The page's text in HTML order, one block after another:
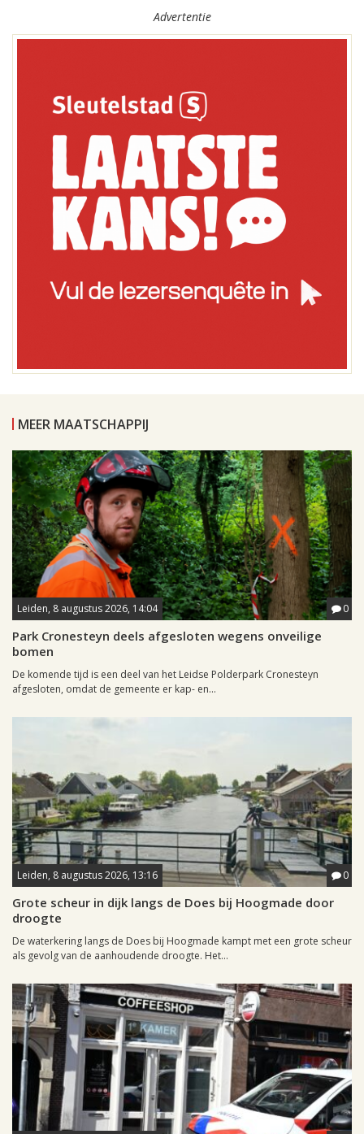
Advertentie
MEER MAATSCHAPPIJ
Leiden, 8 augustus 2026, 14:04 0
Park Cronesteyn deels afgesloten wegens onveilige
bomen
De komende tijd is een deel van het Leidse Polderpark Cronesteyn
afgesloten, omdat de gemeente er kap- en...
Leiden, 8 augustus 2026, 13:16 0
Grote scheur in dijk langs de Does bij Hoogmade door
droogte
De waterkering langs de Does bij Hoogmade kampt met een grote scheur
als gevolg van de aanhoudende droogte. Het...